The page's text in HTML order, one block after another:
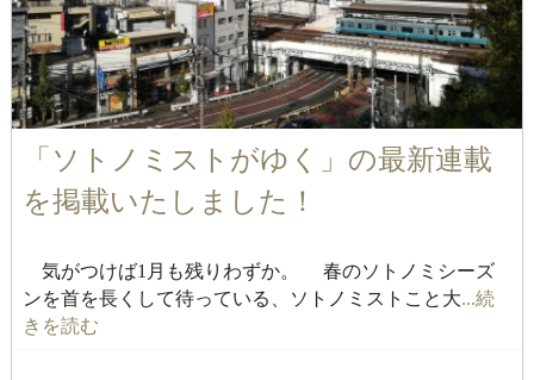
「ソトノミストがゆく」の最新連載
を掲載いたしました！
気がつけば1月も残りわずか。 春のソトノミシーズ
ンを首を長くして待っている、ソトノミストこと大...続
きを読む